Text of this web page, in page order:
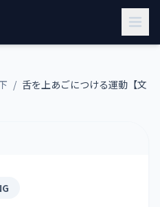
/ 舌を上あごにつける運動【文